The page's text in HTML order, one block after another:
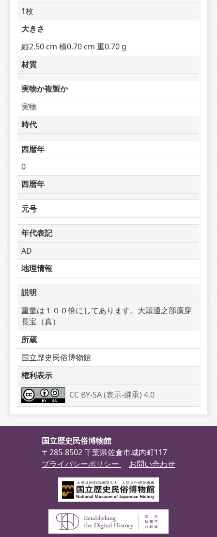
1枚
大きさ
縦2.50 cm 横0.70 cm 重0.70 g
材質
実物か複製か
実物
時代
西暦年
0
西暦年
元号
年代表記
AD
地理情報
説明
重量は１００倍にしてあります。大頭通之部廣穿
長宝（真）
所蔵
国立歴史民俗博物館
権利表示
CC BY-SA (表示-継承) 4.0
国立歴史民俗博物館
〒285-8502 千葉県佐倉市城内町117
プライバシーポリシー
お問い合わせ